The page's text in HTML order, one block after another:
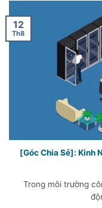
[Góc Chia Sẻ]: Kinh
Trong môi trường
12
Th8